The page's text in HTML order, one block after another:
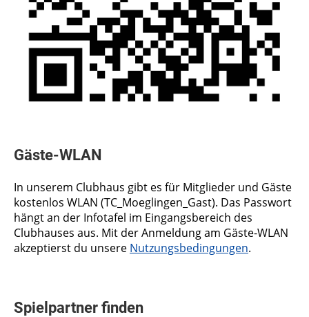
Gäste-WLAN
In unserem Clubhaus gibt es für Mitglieder und Gäste
kostenlos WLAN (TC_Moeglingen_Gast). Das Passwort
hängt an der Infotafel im Eingangsbereich des
Clubhauses aus. Mit der Anmeldung am Gäste-WLAN
akzeptierst du unsere Nutzungsbedingungen.
Spielpartner finden